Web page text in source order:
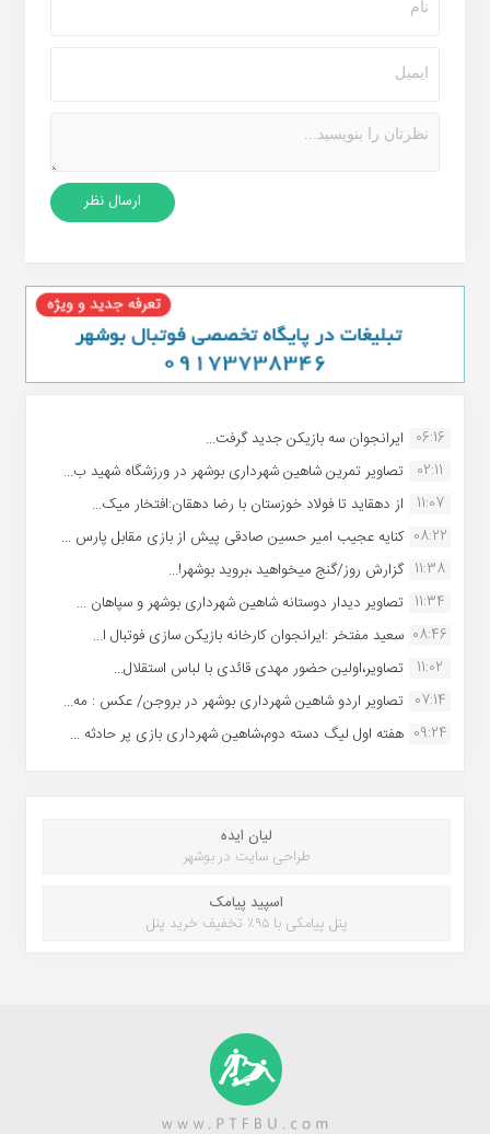
06:16 ایرانجوان سه بازیکن جدید گرفت...
02:11
تصاویر تمرین شاهین شهردارى بوشهر در ورزشگاه شهید ب...
11:07
از دهقاید تا فولاد خوزستان با رضا دهقان:افتخار میک...
08:22 کنایه عجیب امیر حسین صادقی پیش از بازی مقابل پارس ...
11:38 گزارش روز/گنج میخواهید ،بروید بوشهر!...
11:34 تصاویر دیدار دوستانه شاهین شهردارى بوشهر و سپاهان ...
08:46 سعید مفتخر :ایرانجوان کارخانه بازیکن سازی فوتبال ا...
11:02
تصاویر،اولین حضور مهدی قائدی با لباس استقلال...
07:14 تصاویر اردو شاهین شهرداری بوشهر در بروجن/ عکس : مه...
09:24 هفته اول لیگ دسته دوم،شاهین شهرداری بازی پر حادثه ...
لیان ایده
طراحی سایت در بوشهر
اسپید پیامک
پنل پیامکی با ۹۵٪ تخفیف خرید پنل